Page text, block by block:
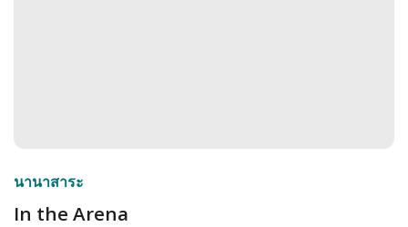
นานาสาระ
In the Arena